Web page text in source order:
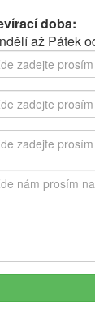
doba:
až Pátek